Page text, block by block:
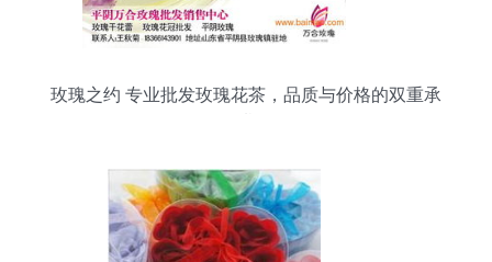
玫瑰之约 专业批发玫瑰花茶，品质与价格的双重承